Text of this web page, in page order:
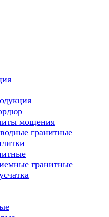
мощения
гранитные
гранитные